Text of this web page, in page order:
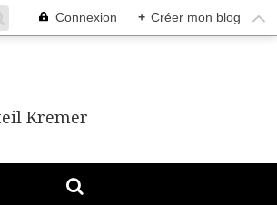
Connexion + Créer mon blog
Kremer